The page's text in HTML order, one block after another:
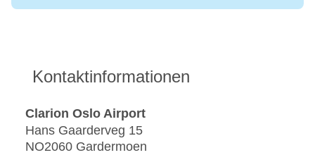
Kontaktinformationen
Clarion Oslo Airport
Hans Gaarderveg 15
NO2060 Gardermoen